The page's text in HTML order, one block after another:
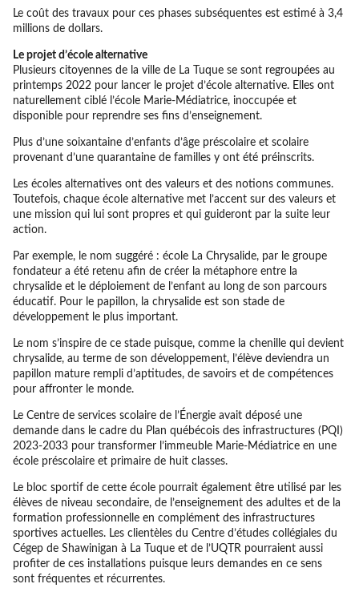
Le coût des travaux pour ces phases subséquentes est estimé à 3,4
millions de dollars.
Le projet d’école alternative
Plusieurs citoyennes de la ville de La Tuque se sont regroupées au
printemps 2022 pour lancer le projet d’école alternative. Elles ont
naturellement ciblé l’école Marie-Médiatrice, inoccupée et
disponible pour reprendre ses fins d’enseignement.
Plus d’une soixantaine d’enfants d’âge préscolaire et scolaire
provenant d’une quarantaine de familles y ont été préinscrits.
Les écoles alternatives ont des valeurs et des notions communes.
Toutefois, chaque école alternative met l’accent sur des valeurs et
une mission qui lui sont propres et qui guideront par la suite leur
action.
Par exemple, le nom suggéré : école La Chrysalide, par le groupe
fondateur a été retenu afin de créer la métaphore entre la
chrysalide et le déploiement de l’enfant au long de son parcours
éducatif. Pour le papillon, la chrysalide est son stade de
développement le plus important.
Le nom s’inspire de ce stade puisque, comme la chenille qui devient
chrysalide, au terme de son développement, l’élève deviendra un
papillon mature rempli d’aptitudes, de savoirs et de compétences
pour affronter le monde.
Le Centre de services scolaire de l’Énergie avait déposé une
demande dans le cadre du Plan québécois des infrastructures (PQI)
2023-2033 pour transformer l’immeuble Marie-Médiatrice en une
école préscolaire et primaire de huit classes.
Le bloc sportif de cette école pourrait également être utilisé par les
élèves de niveau secondaire, de l’enseignement des adultes et de la
formation professionnelle en complément des infrastructures
sportives actuelles. Les clientèles du Centre d’études collégiales du
Cégep de Shawinigan à La Tuque et de l’UQTR pourraient aussi
profiter de ces installations puisque leurs demandes en ce sens
sont fréquentes et récurrentes.